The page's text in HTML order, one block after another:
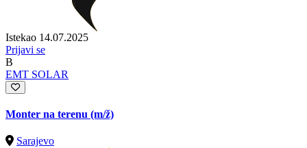
Istekao 14.07.2025
Prijavi se
B
EMT SOLAR
Monter na terenu (m/ž)
Sarajevo